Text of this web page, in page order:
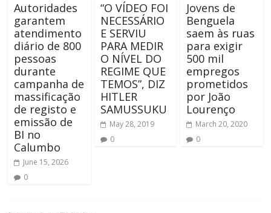
Autoridades
garantem
atendimento
diário de 800
pessoas
durante
campanha de
massificação
de registo e
emissão de
BI no
Calumbo
June 15, 2026
0
“O VÍDEO FOI
NECESSÁRIO
E SERVIU
PARA MEDIR
O NÍVEL DO
REGIME QUE
TEMOS”, DIZ
HITLER
SAMUSSUKU
May 28, 2019
0
Jovens de
Benguela
saem às ruas
para exigir
500 mil
empregos
prometidos
por João
Lourenço
March 20, 2020
0